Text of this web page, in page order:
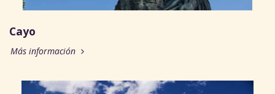
Cayo
Más información